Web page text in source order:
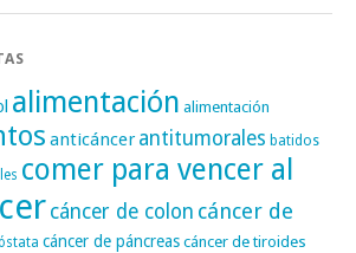
alimentación alimentación
anticáncer antitumorales batidos
comer para vencer al
cáncer de colon cáncer de
cáncer de páncreascáncer de tiroides